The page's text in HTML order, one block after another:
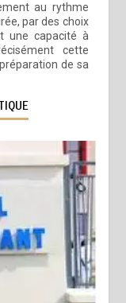
au rythme
par des choix
une capacité à
cette
de sa